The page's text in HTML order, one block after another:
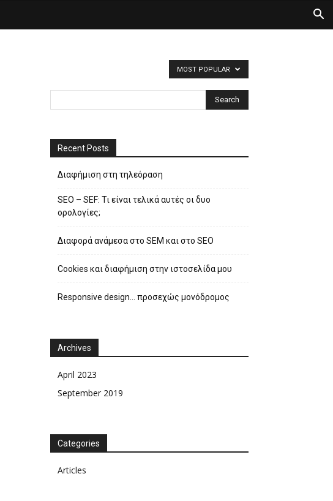
MOST POPULAR
Recent Posts
Διαφήμιση στη τηλεόραση
SEO – SEF: Τι είναι τελικά αυτές οι δυο
ορολογίες;
Διαφορά ανάμεσα στο SEM και στο SEO
Cookies και διαφήμιση στην ιστοσελίδα μου
Responsive design… προσεχώς μονόδρομος
Archives
April 2023
September 2019
Categories
Articles